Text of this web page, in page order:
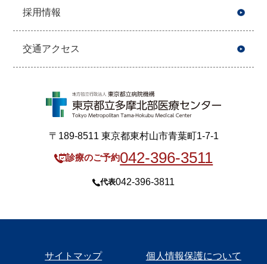
採用情報
交通アクセス
〒189-8511 東京都東村山市青葉町1-7-1
診療のご予約042-396-3511
代表042-396-3811
サイトマップ 個人情報保護について